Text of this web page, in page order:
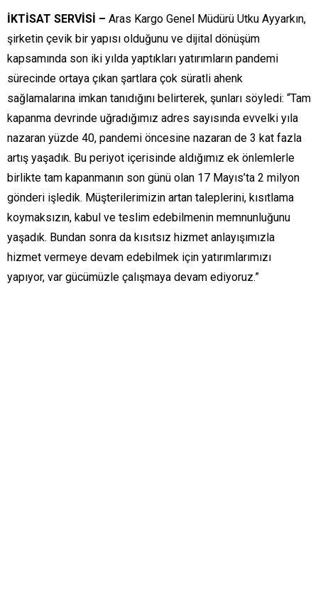
İKTİSAT SERVİSİ – Aras Kargo Genel Müdürü Utku Ayyarkın,
şirketin çevik bir yapısı olduğunu ve dijital dönüşüm
kapsamında son iki yılda yaptıkları yatırımların pandemi
sürecinde ortaya çıkan şartlara çok süratli ahenk
sağlamalarına imkan tanıdığını belirterek, şunları söyledi: “Tam
kapanma devrinde uğradığımız adres sayısında evvelki yıla
nazaran yüzde 40, pandemi öncesine nazaran de 3 kat fazla
artış yaşadık. Bu periyot içerisinde aldığımız ek önlemlerle
birlikte tam kapanmanın son günü olan 17 Mayıs’ta 2 milyon
gönderi işledik. Müşterilerimizin artan taleplerini, kısıtlama
koymaksızın, kabul ve teslim edebilmenin memnunluğunu
yaşadık. Bundan sonra da kısıtsız hizmet anlayışımızla
hizmet vermeye devam edebilmek için yatırımlarımızı
yapıyor, var gücümüzle çalışmaya devam ediyoruz.”